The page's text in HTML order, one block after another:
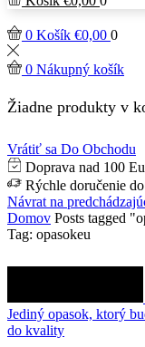
0 Košík €0,00 0
0 Nákupný košík
Žiadne produkty v
Vrátiť sa Do Obchodu
Doprava nad 100
Rýchle doručenie
Návrat na
Domov Posts tagged
Tag: opasokeu
Jediný opasok, ktorý
do kvality